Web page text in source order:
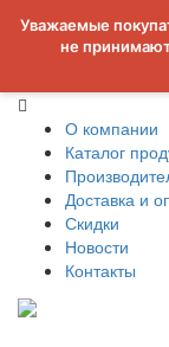
Уважаемые
не
О компании
Каталог
Доставка и
Скидки
Новости
Контакты